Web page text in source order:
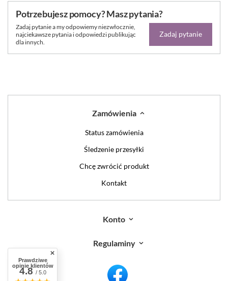
Potrzebujesz pomocy? Masz pytania?
Zadaj pytanie a my odpowiemy niezwłocznie,
najciekawsze pytania i odpowiedzi publikując
dla innych.
Zadaj pytanie
Zamówienia
Status zamówienia
Śledzenie przesyłki
Chcę zwrócić produkt
Kontakt
Konto
Regulaminy
Prawdziwe
opinie klientów
4.8/ 5.0